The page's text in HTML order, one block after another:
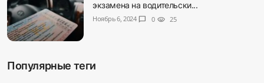
экзамена на водительски...
Ноябрь 6, 2024 chat_bubble 0 visibility 25
Популярные теги